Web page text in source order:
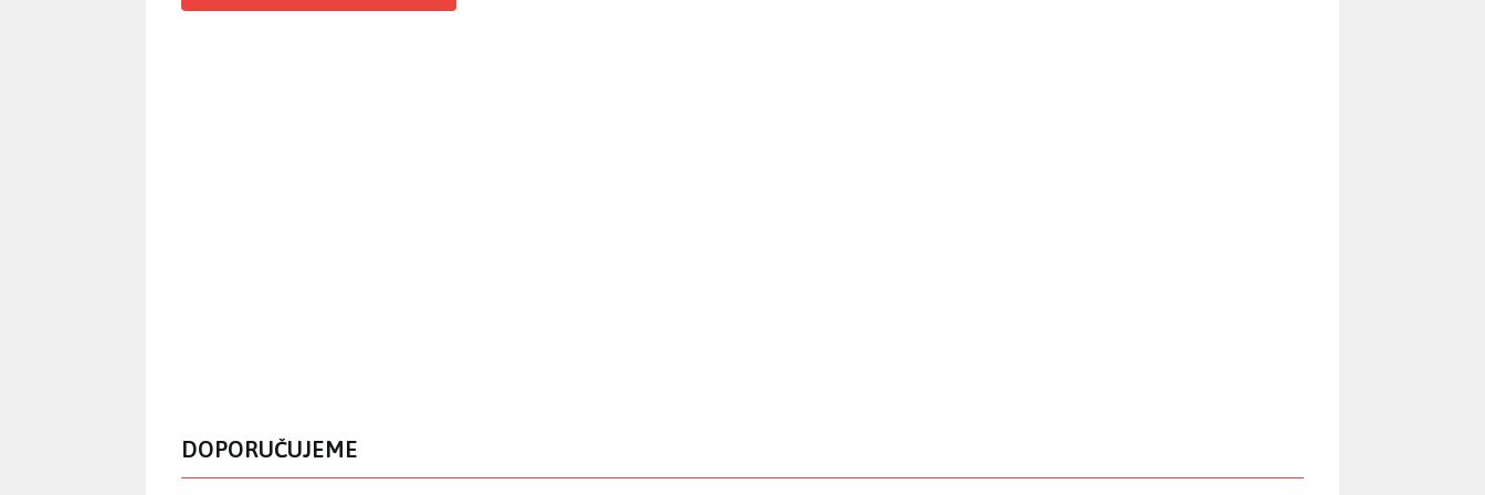
DOPORUČUJEME